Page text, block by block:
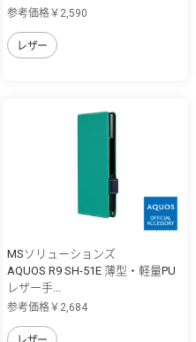
参考価格￥2,590
レザー
MSソリューションズ
AQUOS R9 SH-51E 薄型・軽量PU
レザー手...
参考価格￥2,684